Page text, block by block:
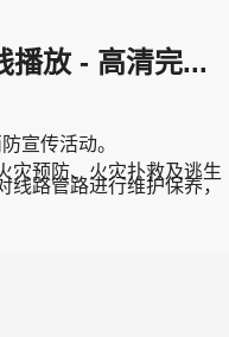
播放 - 高清完...
宣传活动。
灾预防、火灾扑救及逃生
线路管路进行维护保养，